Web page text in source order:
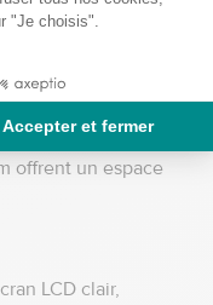
offrent un espace
LCD clair,